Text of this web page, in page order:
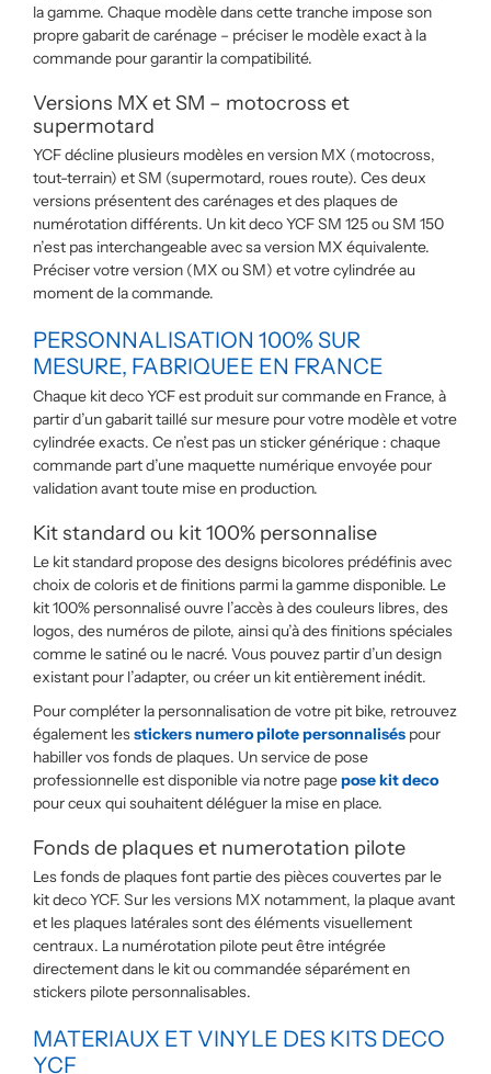
la gamme. Chaque modèle dans cette tranche impose son
propre gabarit de carénage – préciser le modèle exact à la
commande pour garantir la compatibilité.
Versions MX et SM – motocross et
supermotard
YCF décline plusieurs modèles en version MX (motocross,
tout-terrain) et SM (supermotard, roues route). Ces deux
versions présentent des carénages et des plaques de
numérotation différents. Un kit deco YCF SM 125 ou SM 150
n’est pas interchangeable avec sa version MX équivalente.
Préciser votre version (MX ou SM) et votre cylindrée au
moment de la commande.
PERSONNALISATION 100% SUR
MESURE, FABRIQUEE EN FRANCE
Chaque kit deco YCF est produit sur commande en France, à
partir d’un gabarit taillé sur mesure pour votre modèle et votre
cylindrée exacts. Ce n’est pas un sticker générique : chaque
commande part d’une maquette numérique envoyée pour
validation avant toute mise en production.
Kit standard ou kit 100% personnalise
Le kit standard propose des designs bicolores prédéfinis avec
choix de coloris et de finitions parmi la gamme disponible. Le
kit 100% personnalisé ouvre l’accès à des couleurs libres, des
logos, des numéros de pilote, ainsi qu’à des finitions spéciales
comme le satiné ou le nacré. Vous pouvez partir d’un design
existant pour l’adapter, ou créer un kit entièrement inédit.
Pour compléter la personnalisation de votre pit bike, retrouvez
également lesstickers numero pilote personnalisés pour
habiller vos fonds de plaques. Un service de pose
professionnelle est disponible via notre pagepose kit deco
pour ceux qui souhaitent déléguer la mise en place.
Fonds de plaques et numerotation pilote
Les fonds de plaques font partie des pièces couvertes par le
kit deco YCF. Sur les versions MX notamment, la plaque avant
et les plaques latérales sont des éléments visuellement
centraux. La numérotation pilote peut être intégrée
directement dans le kit ou commandée séparément en
stickers pilote personnalisables.
MATERIAUX ET VINYLE DES KITS DECO
YCF